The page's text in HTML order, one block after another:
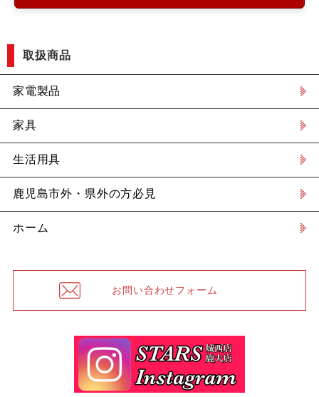
取扱商品
家電製品
家具
生活用具
鹿児島市外・県外の方必見
ホーム
お問い合わせフォーム